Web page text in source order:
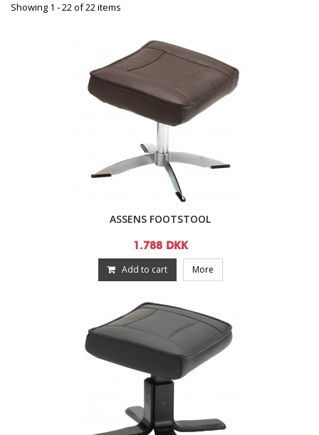
Showing 1 - 22 of 22 items
ASSENS FOOTSTOOL
1.788 DKK
Add to cart More